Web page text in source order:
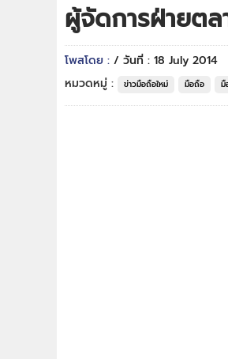
ผู้จัดการฝ่ายตล
โพสโดย : / วันที่ : 18 July 2014
หมวดหมู่ :
ข่าวมือถือใหม่ มือถือ มื